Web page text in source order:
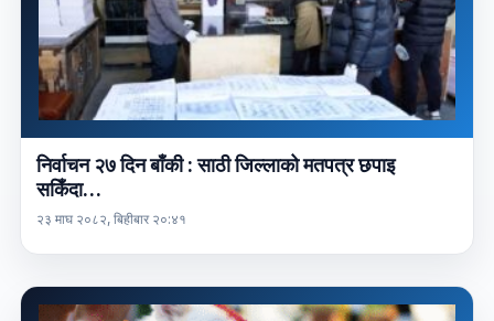
निर्वाचन २७ दिन बाँकी : साठी जिल्लाको मतपत्र छपाइ
सकिँदा…
२३ माघ २०८२, बिहीबार २०:४१